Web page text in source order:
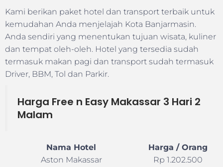
Kami berikan paket hotel dan transport terbaik untuk
kemudahan Anda menjelajah Kota Banjarmasin.
Anda sendiri yang menentukan tujuan wisata, kuliner
dan tempat oleh-oleh. Hotel yang tersedia sudah
termasuk makan pagi dan transport sudah termasuk
Driver, BBM, Tol dan Parkir.
Harga Free n Easy Makassar 3 Hari 2
Malam
Nama Hotel
Harga / Orang
Aston Makassar
Rp 1.202.500